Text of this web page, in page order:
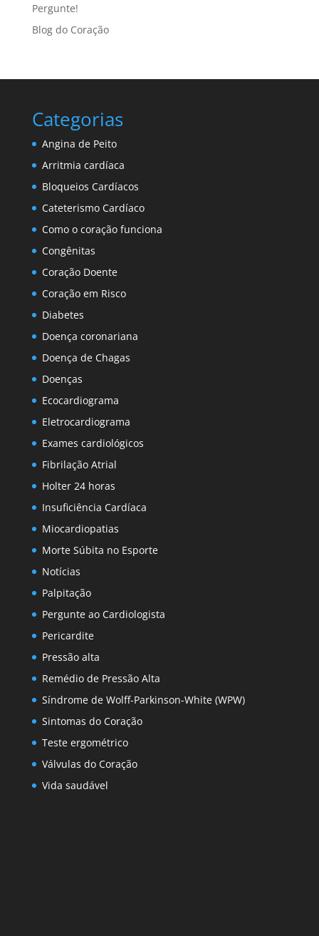
Pergunte!
Blog do Coração
Categorias
Angina de Peito
Arritmia cardíaca
Bloqueios Cardíacos
Cateterismo Cardíaco
Como o coração funciona
Congênitas
Coração Doente
Coração em Risco
Diabetes
Doença coronariana
Doença de Chagas
Doenças
Ecocardiograma
Eletrocardiograma
Exames cardiológicos
Fibrilação Atrial
Holter 24 horas
Insuficiência Cardíaca
Miocardiopatias
Morte Súbita no Esporte
Notícias
Palpitação
Pergunte ao Cardiologista
Pericardite
Pressão alta
Remédio de Pressão Alta
Síndrome de Wolff-Parkinson-White (WPW)
Sintomas do Coração
Teste ergométrico
Válvulas do Coração
Vida saudável